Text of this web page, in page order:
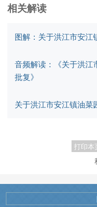
相关解读
图解：关于洪江市安江
音频解读：《关于洪江
批复》
关于洪江市安江镇油
打印本